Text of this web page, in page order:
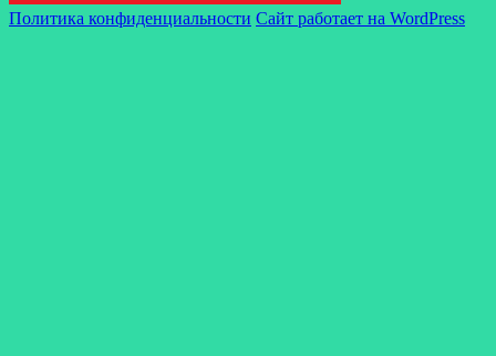
Политика конфиденциальности Сайт работает на WordPress